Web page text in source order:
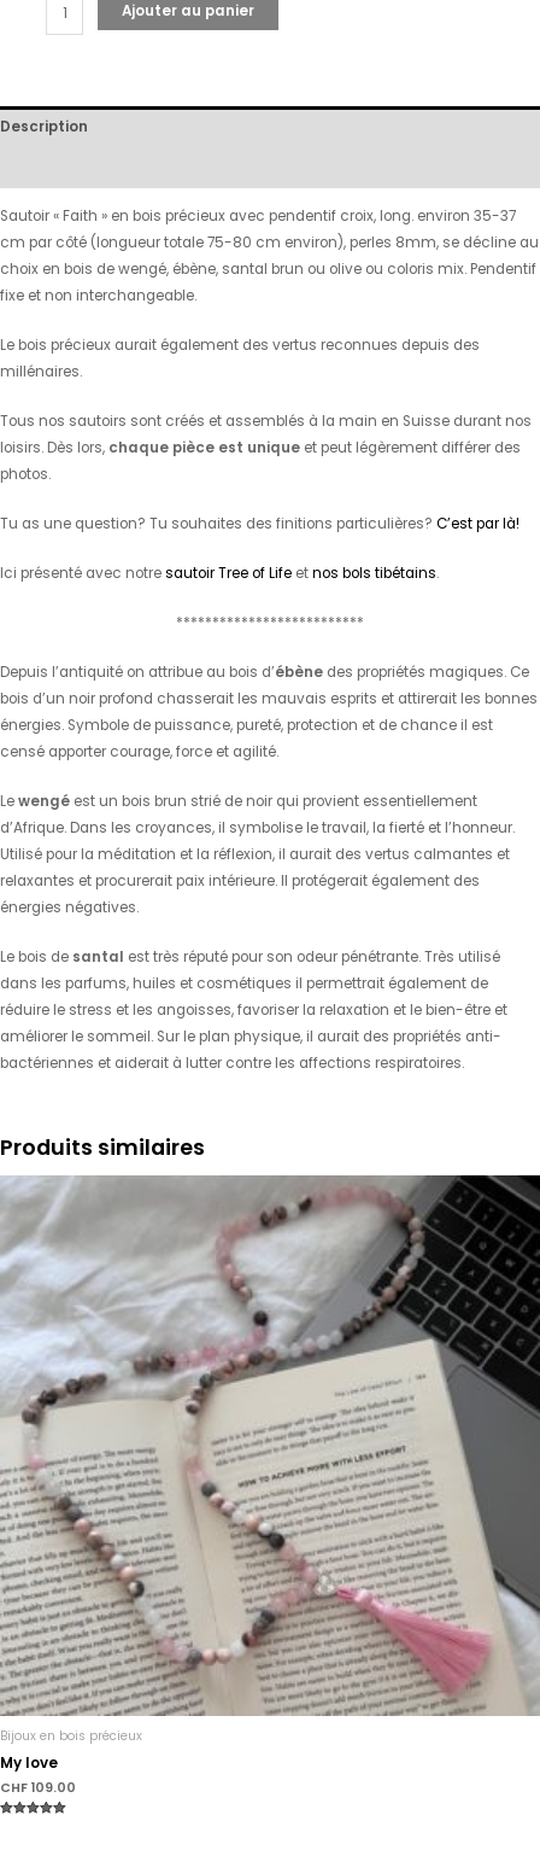
Ajouter au panier
Description
Sautoir « Faith » en bois précieux avec pendentif croix, long. environ 35-37
cm par côté (longueur totale 75-80 cm environ), perles 8mm, se décline au
choix en bois de wengé, ébène, santal brun ou olive ou coloris mix. Pendentif
fixe et non interchangeable.
Le bois précieux aurait également des vertus reconnues depuis des
millénaires.
Tous nos sautoirs sont créés et assemblés à la main en Suisse durant nos
loisirs. Dès lors, chaque pièce est unique et peut légèrement différer des
photos.
Tu as une question? Tu souhaites des finitions particulières? C’est par là!
Ici présenté avec notresautoir Tree of Life etnos bols tibétains.
**************************
Depuis l’antiquité on attribue au bois d’ébène des propriétés magiques. Ce
bois d’un noir profond chasserait les mauvais esprits et attirerait les bonnes
énergies. Symbole de puissance, pureté, protection et de chance il est
censé apporter courage, force et agilité.
Lewengé est un bois brun strié de noir qui provient essentiellement
d’Afrique. Dans les croyances, il symbolise le travail, la fierté et l’honneur.
Utilisé pour la méditation et la réflexion, il aurait des vertus calmantes et
relaxantes et procurerait paix intérieure. Il protégerait également des
énergies négatives.
Le bois de santal est très réputé pour son odeur pénétrante. Très utilisé
dans les parfums, huiles et cosmétiques il permettrait également de
réduire le stress et les angoisses, favoriser la relaxation et le bien-être et
améliorer le sommeil. Sur le plan physique, il aurait des propriétés anti-
bactériennes et aiderait à lutter contre les affections respiratoires.
Produits similaires
Bijoux en bois précieux
My love
CHF 109.00